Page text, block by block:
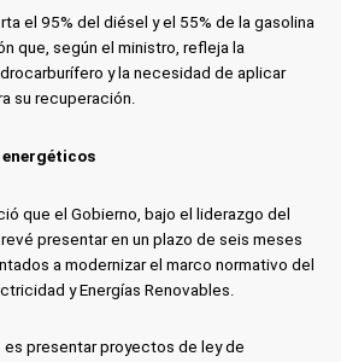
el 95% del diésel y el 55% de la gasolina
que, según el ministro, refleja la
y la necesidad de aplicar
su recuperación.
energéticos
que el Gobierno, bajo el liderazgo del
presentar en un plazo de seis meses
a modernizar el marco normativo del
y Energías Renovables.
es presentar proyectos de ley de